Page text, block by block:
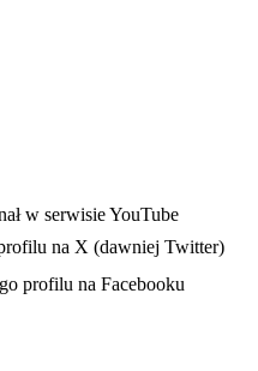
karcie
w serwisie YouTube
na X (dawniej Twitter)
karcie
profilu na Facebooku